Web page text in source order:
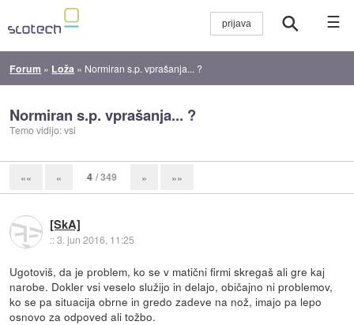
☰
Forum » Loža » Normiran s.p. vprašanja... ?
Normiran s.p. vprašanja... ?
Temo vidijo: vsi
«« « 4 / 349 » »»
[SkA]
::3. jun 2016, 11:25
Ugotoviš, da je problem, ko se v matični firmi skregaš ali gre kaj
narobe. Dokler vsi veselo služijo in delajo, običajno ni problemov,
ko se pa situacija obrne in gredo zadeve na nož, imajo pa lepo
osnovo za odpoved ali tožbo.